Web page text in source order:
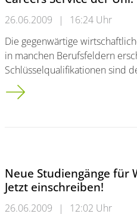
26.06.2009 |
16:24 Uhr
Die gegenwärtige
in manchen Berufsfeldern
Schlüsselqualifikationen sind
Careers Service der Uni: Die
Neue Studiengänge für
Jetzt einschreiben!
26.06.2009 |
12:02 Uhr